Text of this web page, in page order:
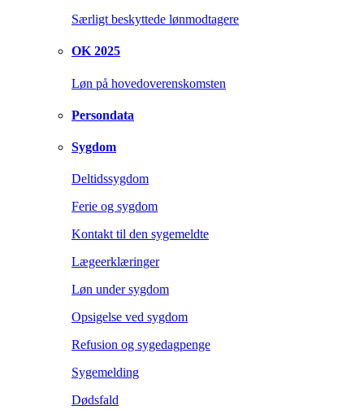
Særligt beskyttede lønmodtagere
OK 2025
Løn på hovedoverenskomsten
Persondata
Sygdom
Deltidssygdom
Ferie og sygdom
Kontakt til den sygemeldte
Lægeerklæringer
Løn under sygdom
Opsigelse ved sygdom
Refusion og sygedagpenge
Sygemelding
Dødsfald